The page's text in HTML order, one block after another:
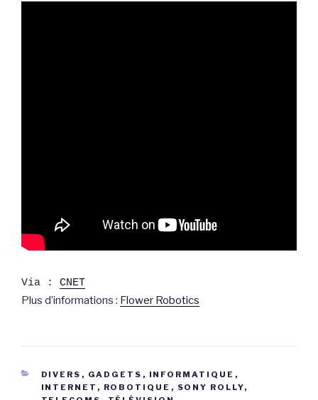
Via : CNET
Plus d’informations : Flower Robotics
CATÉGORIES
DIVERS , GADGETS , INFORMATIQUE ,
INTERNET , ROBOTIQUE , SONY ROLLY,